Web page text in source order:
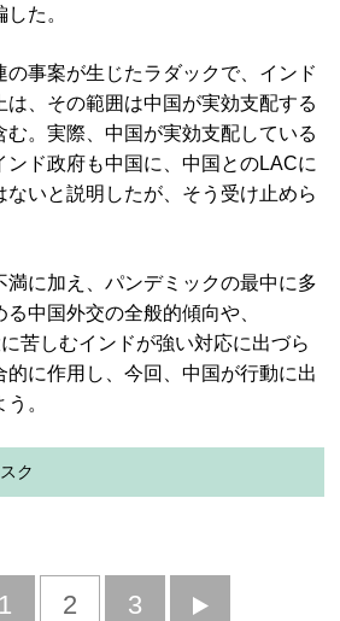
た。
事案が生じたラダックで、インド
は、その範囲は中国が実効支配する
む。実際、中国が実効支配している
ンド政府も中国に、中国とのLACに
ないと説明したが、そう受け止めら
に加え、パンデミックの最中に多
中国外交の全般的傾向や、
苦しむインドが強い対応に出づら
的に作用し、今回、中国が行動に出
う。
ク
前
1 2 3